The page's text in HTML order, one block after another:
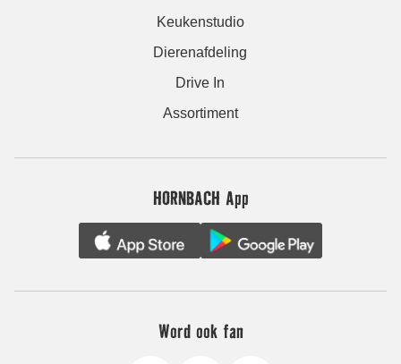
Keukenstudio
Dierenafdeling
Drive In
Assortiment
HORNBACH App
Word ook fan